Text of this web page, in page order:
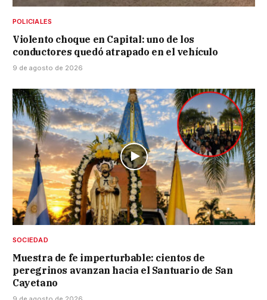
POLICIALES
Violento choque en Capital: uno de los
conductores quedó atrapado en el vehículo
9 de agosto de 2026
SOCIEDAD
Muestra de fe imperturbable: cientos de
peregrinos avanzan hacia el Santuario de San
Cayetano